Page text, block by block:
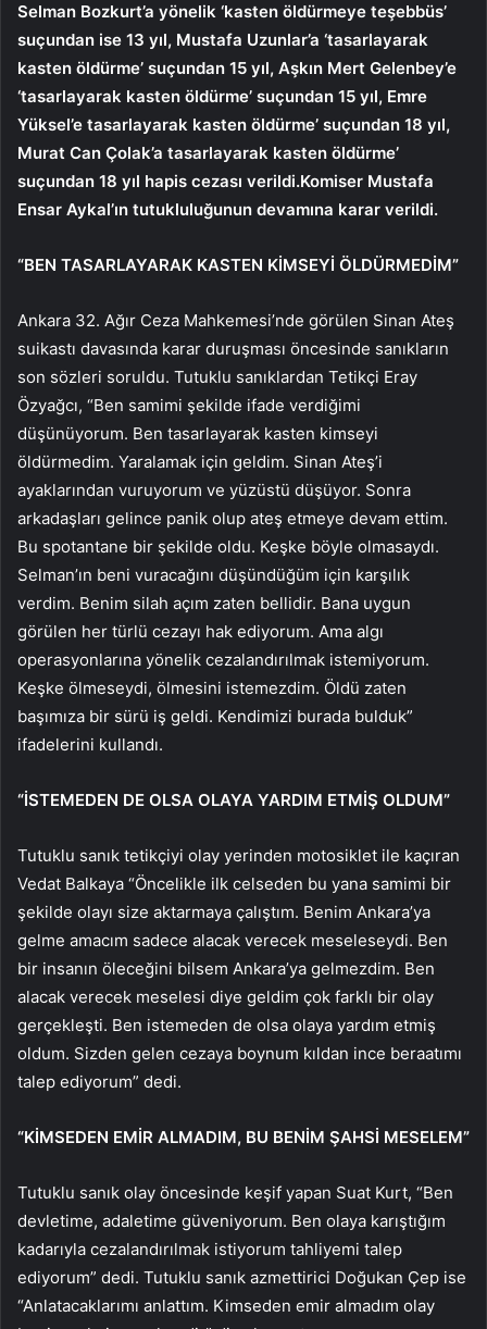
Selman Bozkurt’a yönelik ‘kasten öldürmeye teşebbüs’
suçundan ise 13 yıl, Mustafa Uzunlar’a ‘tasarlayarak
kasten öldürme’ suçundan 15 yıl, Aşkın Mert Gelenbey’e
‘tasarlayarak kasten öldürme’ suçundan 15 yıl, Emre
Yüksel’e tasarlayarak kasten öldürme’ suçundan 18 yıl,
Murat Can Çolak’a tasarlayarak kasten öldürme’
suçundan 18 yıl hapis cezası verildi.Komiser Mustafa
Ensar Aykal’ın tutukluluğunun devamına karar verildi.
“BEN TASARLAYARAK KASTEN KİMSEYİ ÖLDÜRMEDİM”
Ankara 32. Ağır Ceza Mahkemesi’nde görülen Sinan Ateş
suikastı davasında karar duruşması öncesinde sanıkların
son sözleri soruldu. Tutuklu sanıklardan Tetikçi Eray
Özyağcı, “Ben samimi şekilde ifade verdiğimi
düşünüyorum. Ben tasarlayarak kasten kimseyi
öldürmedim. Yaralamak için geldim. Sinan Ateş’i
ayaklarından vuruyorum ve yüzüstü düşüyor. Sonra
arkadaşları gelince panik olup ateş etmeye devam ettim.
Bu spotantane bir şekilde oldu. Keşke böyle olmasaydı.
Selman’ın beni vuracağını düşündüğüm için karşılık
verdim. Benim silah açım zaten bellidir. Bana uygun
görülen her türlü cezayı hak ediyorum. Ama algı
operasyonlarına yönelik cezalandırılmak istemiyorum.
Keşke ölmeseydi, ölmesini istemezdim. Öldü zaten
başımıza bir sürü iş geldi. Kendimizi burada bulduk”
ifadelerini kullandı.
“İSTEMEDEN DE OLSA OLAYA YARDIM ETMİŞ OLDUM”
Tutuklu sanık tetikçiyi olay yerinden motosiklet ile kaçıran
Vedat Balkaya “Öncelikle ilk celseden bu yana samimi bir
şekilde olayı size aktarmaya çalıştım. Benim Ankara’ya
gelme amacım sadece alacak verecek meseleseydi. Ben
bir insanın öleceğini bilsem Ankara’ya gelmezdim. Ben
alacak verecek meselesi diye geldim çok farklı bir olay
gerçekleşti. Ben istemeden de olsa olaya yardım etmiş
oldum. Sizden gelen cezaya boynum kıldan ince beraatımı
talep ediyorum” dedi.
“KİMSEDEN EMİR ALMADIM, BU BENİM ŞAHSİ MESELEM”
Tutuklu sanık olay öncesinde keşif yapan Suat Kurt, “Ben
devletime, adaletime güveniyorum. Ben olaya karıştığım
kadarıyla cezalandırılmak istiyorum tahliyemi talep
ediyorum” dedi. Tutuklu sanık azmettirici Doğukan Çep ise
“Anlatacaklarımı anlattım. Kimseden emir almadım olay